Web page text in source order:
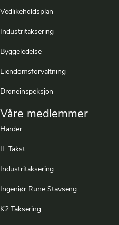
Vedlikeholdsplan
Industritaksering
Byggeledelse
Eiendomsforvaltning
Droneinspeksjon
Våre medlemmer
Harder
IL Takst
Industritaksering
Ingeniør Rune Stavseng
K2 Taksering